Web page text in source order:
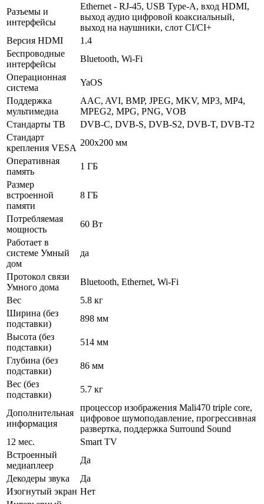
Разъемы и
интерфейсы
Ethernet - RJ-45, USB Type-A, вход HDMI,
выход аудио цифровой коаксиальный,
выход на наушники, слот CI/CI+
Версия HDMI
1.4
Беспроводные
интерфейсы
Bluetooth, Wi-Fi
Операционная
система
YaOS
Поддержка
мультимедиа
AAC, AVI, BMP, JPEG, MKV, MP3, MP4,
MPEG2, MPG, PNG, VOB
Стандарты ТВ
DVB-C, DVB-S, DVB-S2, DVB-T, DVB-T2
Стандарт
крепления VESA
200x200 мм
Оперативная
память
1 ГБ
Размер
встроенной
памяти
8 ГБ
Потребляемая
мощность
60 Вт
Работает в
системе Умный
дом
да
Протокол связи
Умного дома
Bluetooth, Ethernet, Wi-Fi
Вес
5.8 кг
Ширина (без
подставки)
898 мм
Высота (без
подставки)
514 мм
Глубина (без
подставки)
86 мм
Вес (без
подставки)
5.7 кг
Дополнительная
информация
процессор изображения Mali470 triple core,
цифровое шумоподавление, прогрессивная
развертка, поддержка Surround Sound
12 мес.
Smart TV
Встроенный
медиаплеер
Да
Декодеры звука
Да
Изогнутый экран Нет